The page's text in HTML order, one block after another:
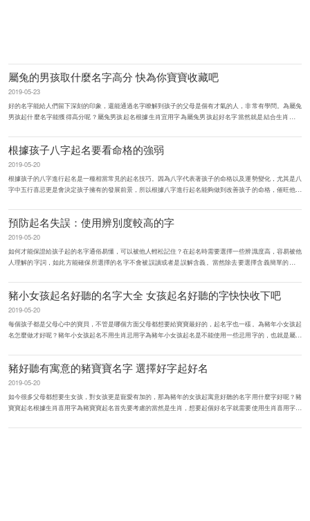
屬兔的男孩取什麼名字高分 快為你寶寶收藏吧
2019-05-23
好的名字能給人們留下深刻的印象，還能通過名字瞭解到孩子的父母是個有才氣的人，非常有學問。為屬兔
男孩起什麼名字能獲得高分呢？屬兔男孩起名根據生肖宜用字為屬兔男孩起好名字當然就是結合生肖喜用
根據孩子八字起名要看命格的強弱
2019-05-20
根據孩子的八字進行起名是一種相當常見的起名技巧。因為八字代表著孩子的命格以及運勢變化，尤其是八
字中五行喜忌更是會決定孩子擁有的發展前景，所以根據八字進行起名能夠做到改善孩子的命格，催旺他們
預防起名失誤：使用辨別度較高的字
2019-05-20
如何才能保證給孩子起的名字通俗易懂，可以被他人輕松記住？在起名時需要選擇一些辨識度高，容易被他
人理解的字詞，如此方能確保所選擇的名字不會被誤讀或者是誤解含義。當然除去要選擇含義簡單的字之
豬小女孩起名好聽的名字大全 女孩起名好聽的字快快收下吧
2019-05-20
每個孩子都是父母心中的寶貝，不管是哪個方面父母都想要給寶寶最好的，起名字也一樣。為豬年小女孩起
名怎麼做才好呢？豬年小女孩起名不用生肖忌用字為豬年小女孩起名是不能使用一些忌用字的，也就是屬豬
豬好聽有寓意的豬寶寶名字 選擇好字起好名
2019-05-20
如今很多父母都想要生女孩，對女孩更是寵愛有加的，那為豬年的女孩起寓意好聽的名字用什麼字好呢？豬
寶寶起名根據生肖喜用字為豬寶寶起名首先要考慮的當然是生肖，想要起個好名字就需要使用生肖喜用字，